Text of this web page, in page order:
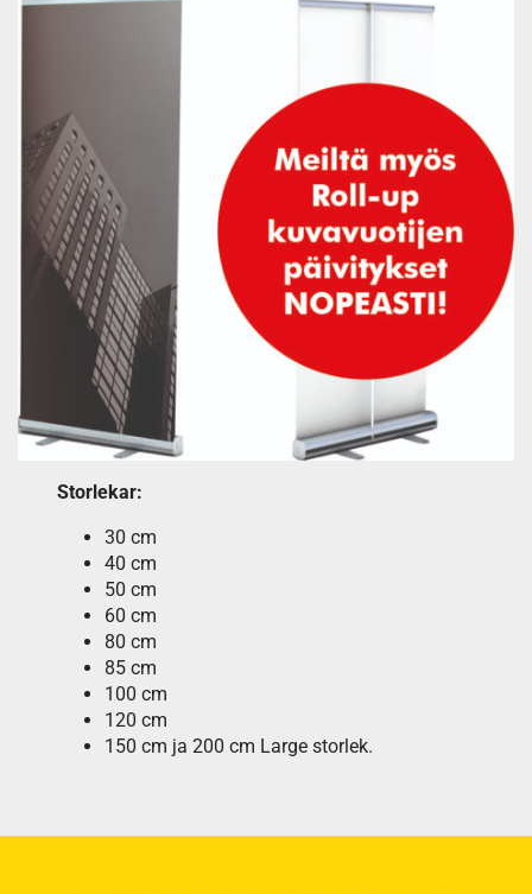
Storlekar:
30 cm
40 cm
50 cm
60 cm
80 cm
85 cm
100 cm
120 cm
150 cm ja 200 cm Large storlek.